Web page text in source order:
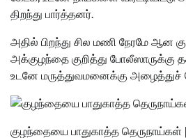
திறந்து பார்த்தனர்.
அதில் பிறந்து சில மணி நேரமே ஆன
அக்குழந்தை குறித்து போலீஸாருக்கு
உடனே மருத்துவமனைக்கு அழைத்துச்
குழந்தையை பாதுகாத்த தெருநாய்கள் |